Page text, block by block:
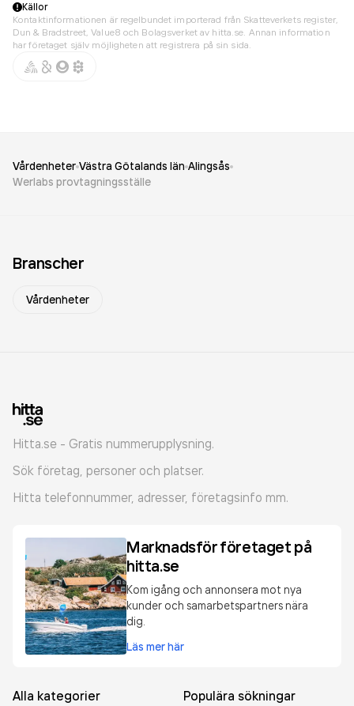
Källor
Kontaktinformationen är regelbundet importerad från Skatteverkets register,
Dun & Bradstreet, Value8 och Bolagsverket av hitta.se. Annan information
har företaget själv möjligheten att registrera på sin sida.
Vårdenheter Västra Götalands län Alingsås
Werlabs provtagningsställe
Branscher
Vårdenheter
Hitta.se - Gratis nummerupplysning.
Sök företag, personer och platser.
Hitta telefonnummer, adresser, företagsinfo mm.
Marknadsför företaget på
hitta.se
Kom igång och annonsera mot nya
kunder och samarbetspartners nära
dig.
Läs mer här
Alla kategorier Populära sökningar